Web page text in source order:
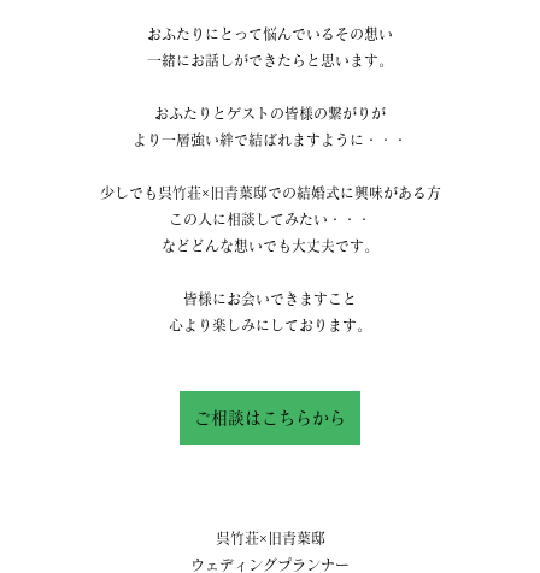
おふたりにとって悩んでいるその想い
一緒にお話しができたらと思います。
おふたりとゲストの皆様の繋がりが
より一層強い絆で結ばれますように・・・
少しでも呉竹荘×旧青葉邸での結婚式に興味がある方
この人に相談してみたい・・・
などどんな想いでも大丈夫です。
皆様にお会いできますこと
心より楽しみにしております。
ご相談はこちらから
呉竹荘×旧青葉邸
ウェディングプランナー